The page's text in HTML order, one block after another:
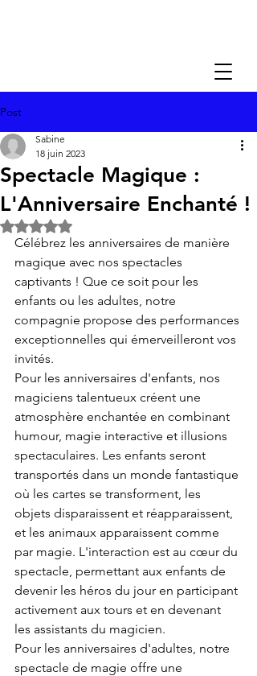
Post
Spectacle Magique :
L'Anniversaire Enchanté !
Sabine
18 juin 2023
Noté NaN étoiles sur 5.
Célébrez les anniversaires de manière
magique avec nos spectacles
captivants ! Que ce soit pour les
enfants ou les adultes, notre
compagnie propose des performances
exceptionnelles qui émerveilleront vos
invités.
Pour les anniversaires d'enfants, nos
magiciens talentueux créent une
atmosphère enchantée en combinant
humour, magie interactive et illusions
spectaculaires. Les enfants seront
transportés dans un monde fantastique
où les cartes se transforment, les
objets disparaissent et réapparaissent,
et les animaux apparaissent comme
par magie. L'interaction est au cœur du
spectacle, permettant aux enfants de
devenir les héros du jour en participant
activement aux tours et en devenant
les assistants du magicien.
Pour les anniversaires d'adultes, notre
spectacle de magie offre une